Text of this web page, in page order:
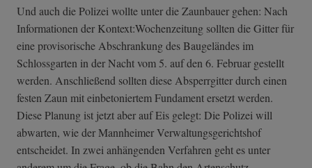
Und auch die Polizei wollte unter die Zaunbauer gehen: Nach
Informationen der Kontext:Wochenzeitung sollten die Gitter für
eine provisorische Abschrankung des Baugeländes im
Schlossgarten in der Nacht vom 5. auf den 6. Februar gestellt
werden. Anschließend sollten diese Absperrgitter durch einen
festen Zaun mit einbetoniertem Fundament ersetzt werden.
Diese Planung ist jetzt aber auf Eis gelegt: Die Polizei will
abwarten, wie der Mannheimer Verwaltungsgerichtshof
entscheidet. In zwei anhängenden Verfahren geht es unter